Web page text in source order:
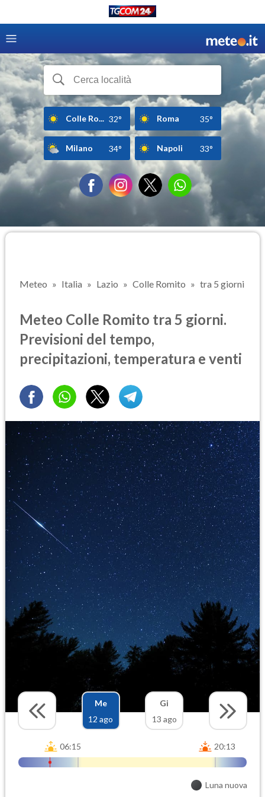
Colle Ro... 32° Roma 35°
Milano 34° Napoli 33°
Meteo Italia Lazio Colle Romito tra 5 giorni
Meteo Colle Romito tra 5 giorni.
Previsioni del tempo,
precipitazioni, temperatura e venti
Me
12 ago
Gi
13 ago
06:15 20:13
Luna nuova